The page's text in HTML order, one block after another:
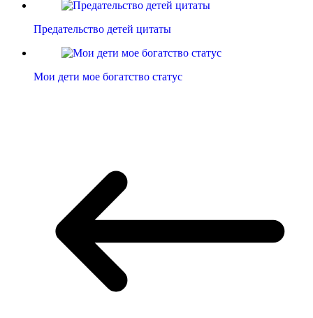
Предательство детей цитаты
Мои дети мое богатство статус